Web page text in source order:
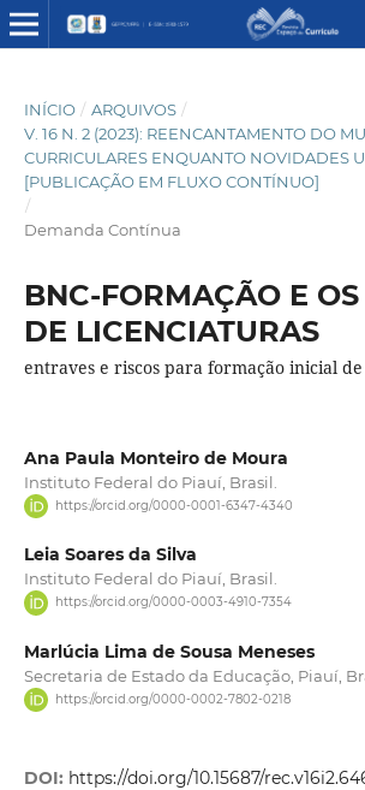
INÍCIO / ARQUIVOS /
V. 16 N. 2 (2023): REENCANTAMENTO DO
CURRICULARES ENQUANTO NOVIDADES
[PUBLICAÇÃO EM FLUXO CONTÍNUO]
/
Demanda Contínua
BNC-FORMAÇÃO E OS
DE LICENCIATURAS
entraves e riscos para formação inicial
Ana Paula Monteiro de Moura
Instituto Federal do Piauí, Brasil.
https://orcid.org/0000-0001-6347-4340
Leia Soares da Silva
Instituto Federal do Piauí, Brasil.
https://orcid.org/0000-0003-4910-7354
Marlúcia Lima de Sousa Meneses
Secretaria de Estado da Educação, Piauí,
https://orcid.org/0000-0002-7802-0218
DOI: https://doi.org/10.15687/